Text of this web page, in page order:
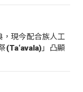
，現今配合族人工
(Ta‘avala)」凸顯